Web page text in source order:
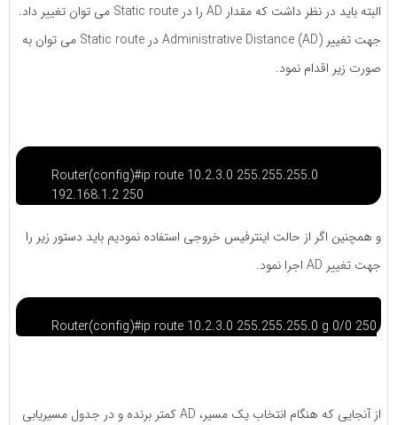
البته باید در نظر داشت که مقدار AD را در Static route می توان تغییر داد.
جهت تغییر Administrative Distance (AD) در Static route می توان به
صورت زیر اقدام نمود.
Router(config)#ip route 10.2.3.0 255.255.255.0
192.168.1.2 250
و همچنین اگر از حالت اینترفیس خروجی استفاده نمودیم باید دستور زیر را
جهت تغییر AD اجرا نمود.
Router(config)#ip route 10.2.3.0 255.255.255.0 g 0/0 250
از آنجایی که هنگام انتخاب یک مسیر، AD کمتر برنده و در جدول مسیریابی